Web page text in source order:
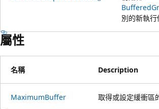
別的新執行
屬性
名稱 Description
MaximumBuffer 取得或設定緩衝區